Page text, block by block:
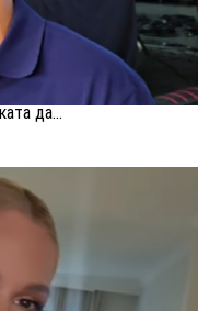
да...